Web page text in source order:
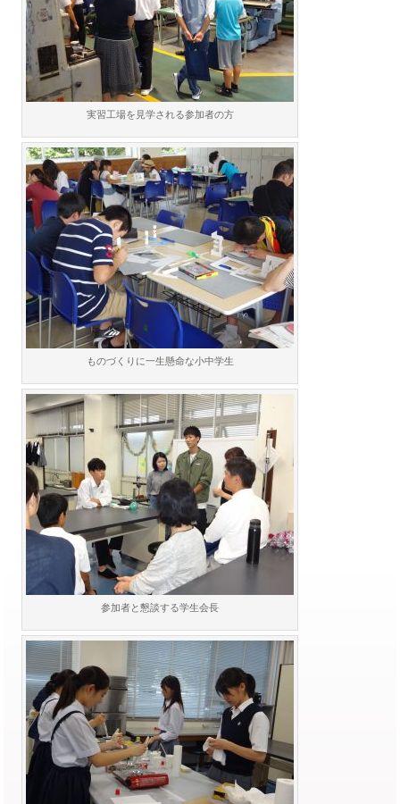
実習工場を見学される参加者の方
ものづくりに一生懸命な小中学生
参加者と懇談する学生会長